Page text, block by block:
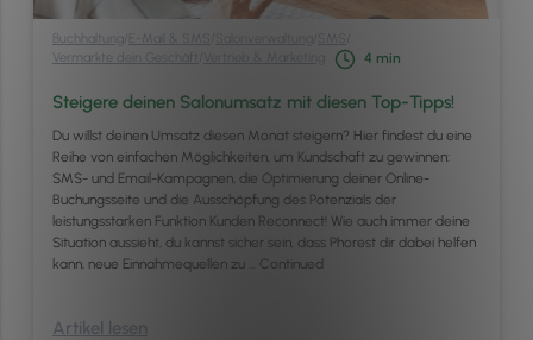
Buchhaltung E-Mail & SMS
Vermarkte dein Geschäft
4 min
Steigere deinen Salonumsatz mit diesen Top-Tipps!
Du willst deinen Umsatz diesen Monat steigern? Hier findest du eine
Reihe von einfachen Möglichkeiten, um Kundschaft zu gewinnen:
SMS- und Email-Kampagnen, die Optimierung deiner Online-
Buchungsseite und die Ausschöpfung des Potenzials der
leistungsstarken Funktion Kunden Reconnect! Wie auch immer deine
Situation aussieht, du kannst sicher sein, dass Phorest dir dabei helfen
kann, neue Einnahmequellen zu … Continued
Artikel lesen